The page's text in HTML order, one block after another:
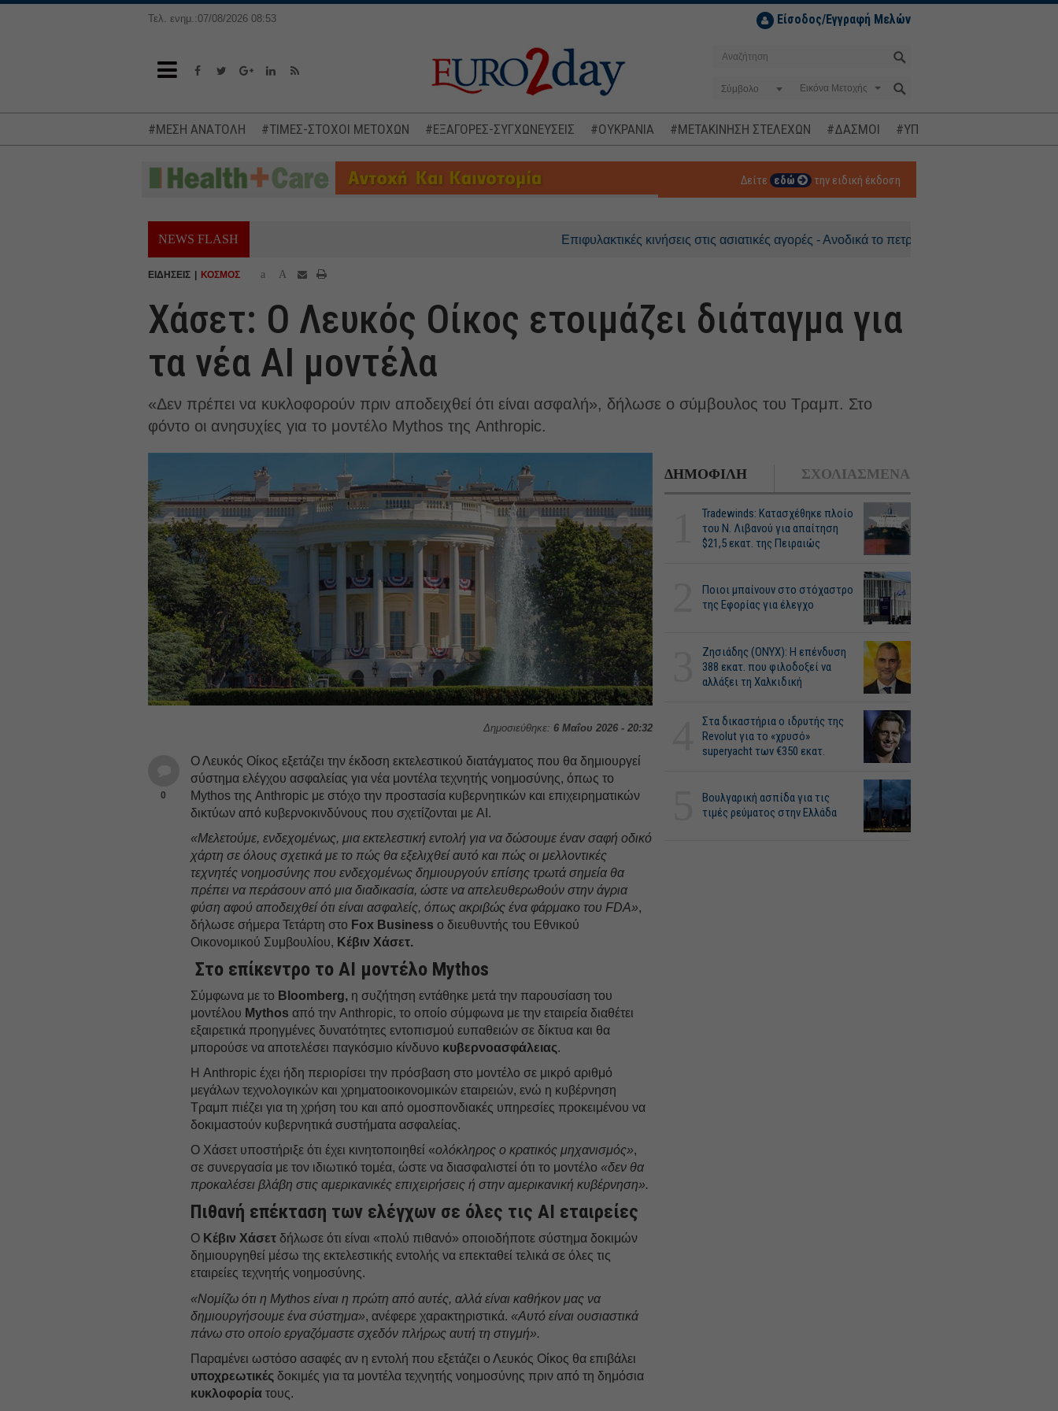
Τελ. ενημ.:07/08/2026 08:53 Είσοδος/Εγγραφή Μελών
Σύμβολο
#ΜΕΣΗ ΑΝΑΤΟΛΗ #ΤΙΜΕΣ-ΣΤΟΧΟΙ ΜΕΤΟΧΩΝ #ΕΞΑΓΟΡΕΣ-ΣΥΓΧΩΝΕΥΣΕΙΣ #ΟΥΚΡΑΝΙΑ #ΜΕΤΑΚΙΝΗΣΗ ΣΤΕΛΕΧΩΝ #ΔΑΣΜΟΙ #ΥΠΟΚΛΟΠΕΣ
Δείτε εδώ την ειδική έκδοση
NEWS FLASH Επιφυλακτικές κινήσεις στις ασιατικές αγορές - Ανοδικά το πετρέλαιο
ΕΙΔΗΣΕΙΣ ΚΟΣΜΟΣ a A
Χάσετ: Ο Λευκός Οίκος ετοιμάζει διάταγμα για
τα νέα AI μοντέλα
«Δεν πρέπει να κυκλοφορούν πριν αποδειχθεί ότι είναι ασφαλή», δήλωσε ο σύμβουλος του Τραμπ. Στο
φόντο οι ανησυχίες για το μοντέλο Mythos της Anthropic.
Δημοσιεύθηκε: 6 Μαΐου 2026 - 20:32
0
Ο Λευκός Οίκος εξετάζει την έκδοση εκτελεστικού διατάγματος που θα δημιουργεί
σύστημα ελέγχου ασφαλείας για νέα μοντέλα τεχνητής νοημοσύνης, όπως το
Mythos της Anthropic με στόχο την προστασία κυβερνητικών και επιχειρηματικών
δικτύων από κυβερνοκινδύνους που σχετίζονται με AI.
«Μελετούμε, ενδεχομένως, μια εκτελεστική εντολή για να δώσουμε έναν σαφή οδικό
χάρτη σε όλους σχετικά με το πώς θα εξελιχθεί αυτό και πώς οι μελλοντικές
τεχνητές νοημοσύνης που ενδεχομένως δημιουργούν επίσης τρωτά σημεία θα
πρέπει να περάσουν από μια διαδικασία, ώστε να απελευθερωθούν στην άγρια
φύση αφού αποδειχθεί ότι είναι ασφαλείς, όπως ακριβώς ένα φάρμακο του FDA»,
δήλωσε σήμερα Τετάρτη στο Fox Business ο διευθυντής του Εθνικού
Οικονομικού Συμβουλίου, Κέβιν Χάσετ.
Στο επίκεντρο το AI μοντέλο Mythos
Σύμφωνα με το Bloomberg, η συζήτηση εντάθηκε μετά την παρουσίαση του
μοντέλου Mythos από την Anthropic, το οποίο σύμφωνα με την εταιρεία διαθέτει
εξαιρετικά προηγμένες δυνατότητες εντοπισμού ευπαθειών σε δίκτυα και θα
μπορούσε να αποτελέσει παγκόσμιο κίνδυνο κυβερνοασφάλειας.
Η Anthropic έχει ήδη περιορίσει την πρόσβαση στο μοντέλο σε μικρό αριθμό
μεγάλων τεχνολογικών και χρηματοοικονομικών εταιρειών, ενώ η κυβέρνηση
Τραμπ πιέζει για τη χρήση του και από ομοσπονδιακές υπηρεσίες προκειμένου να
δοκιμαστούν κυβερνητικά συστήματα ασφαλείας.
Ο Χάσετ υποστήριξε ότι έχει κινητοποιηθεί «ολόκληρος ο κρατικός μηχανισμός»,
σε συνεργασία με τον ιδιωτικό τομέα, ώστε να διασφαλιστεί ότι το μοντέλο «δεν θα
προκαλέσει βλάβη στις αμερικανικές επιχειρήσεις ή στην αμερικανική κυβέρνηση».
Πιθανή επέκταση των ελέγχων σε όλες τις AI εταιρείες
Ο Κέβιν Χάσετ δήλωσε ότι είναι «πολύ πιθανό» οποιοδήποτε σύστημα δοκιμών
δημιουργηθεί μέσω της εκτελεστικής εντολής να επεκταθεί τελικά σε όλες τις
εταιρείες τεχνητής νοημοσύνης.
«Νομίζω ότι η Mythos είναι η πρώτη από αυτές, αλλά είναι καθήκον μας να
δημιουργήσουμε ένα σύστημα», ανέφερε χαρακτηριστικά.«Αυτό είναι ουσιαστικά
πάνω στο οποίο εργαζόμαστε σχεδόν πλήρως αυτή τη στιγμή».
Παραμένει ωστόσο ασαφές αν η εντολή που εξετάζει ο Λευκός Οίκος θα επιβάλει
υποχρεωτικές δοκιμές για τα μοντέλα τεχνητής νοημοσύνης πριν από τη δημόσια
κυκλοφορία τους.
ΔΗΜΟΦΙΛΗ ΣΧΟΛΙΑΣΜΕΝΑ
Tradewinds: Κατασχέθηκε πλοίο
του Ν. Λιβανού για απαίτηση
$21,5 εκατ. της Πειραιώς
Ποιοι μπαίνουν στο στόχαστρο
της Εφορίας για έλεγχο
Ζησιάδης (ONYX): Η επένδυση
388 εκατ. που φιλοδοξεί να
αλλάξει τη Χαλκιδική
Στα δικαστήρια ο ιδρυτής της
Revolut για το «χρυσό»
superyacht των €350 εκατ.
Βουλγαρική ασπίδα για τις
τιμές ρεύματος στην Ελλάδα